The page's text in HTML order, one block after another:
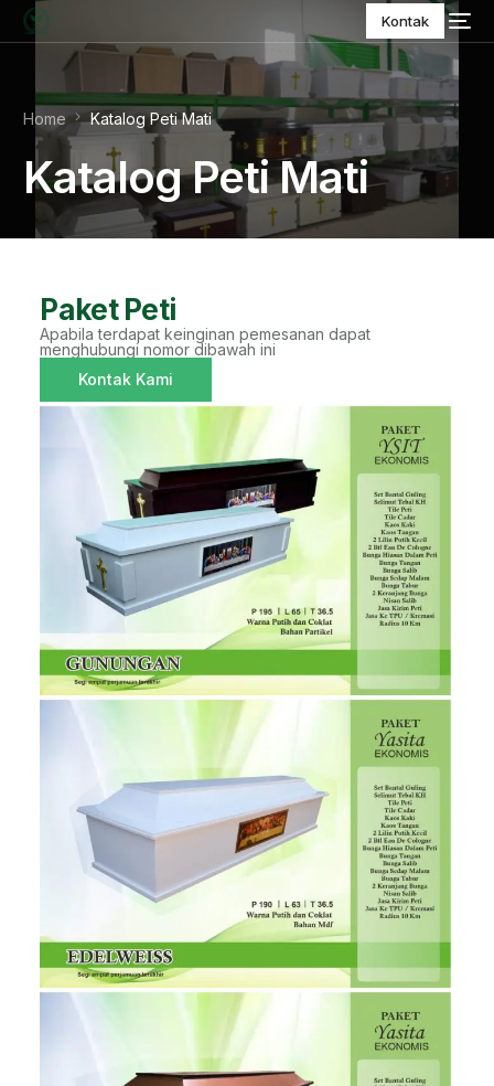
Kontak
Home Katalog Peti Mati
Katalog Peti Mati
Paket Peti
Apabila terdapat keinginan pemesanan dapat
menghubungi nomor dibawah ini
Kontak Kami